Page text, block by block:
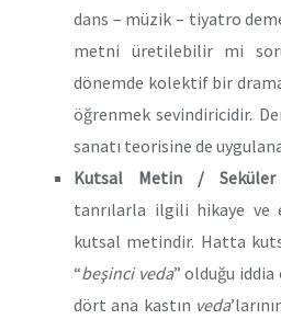
dans – müzik – tiyatro
metni üretilebilir mi
dönemde kolektif bir
öğrenmek sevindiricidir.
sanatı teorisine de
Kutsal Metin /
tanrılarla ilgili hikaye ve
kutsal metindir. Hatta
“beşinci veda” olduğu iddia
dört ana kastın veda